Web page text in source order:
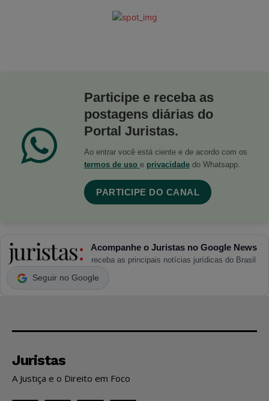
Participe e receba as
postagens diárias do
Portal Juristas.
Ao entrar você está ciente e de acordo com os
termos de uso e privacidade do Whatsapp.
PARTICIPE DO CANAL
Acompanhe o Juristas no Google News
receba as principais notícias jurídicas do Brasil
Seguir no Google
Juristas
A Justiça e o Direito em Foco